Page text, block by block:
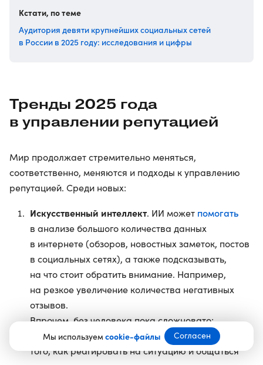
Мы используемcookie-файлы Согласен
Кстати, по теме
Аудитория девяти крупнейших социальных сетей
в России в 2025 году: исследования и цифры
Тренды 2025 года
в управлении репутацией
Мир продолжает стремительно меняться,
соответственно, меняются и подходы к управлению
репутацией. Среди новых:
Искусственный интеллект. ИИ может помогать
в анализе большого количества данных
в интернете (обзоров, новостных заметок, постов
в социальных сетях), а также подсказывать,
на что стоит обратить внимание. Например,
на резкое увеличение количества негативных
отзывов.
Впрочем, без человека пока сложновато:
принятие финального решения, касающегося
того, как реагировать на ситуацию и общаться